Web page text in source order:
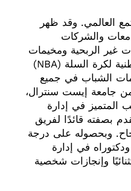
العالمي. وقد ظهر
والشركات
غير الربحية ومخيمات
المهارات التابعة للرابطة الوطنية لكرة السلة (NBA)
الشباب في جميع
من جامعة إيست سنترال،
في إدارة
بصفته قائدًا لفريق
وبحصوله على درجة
في إدارة
وإنجازات شخصية